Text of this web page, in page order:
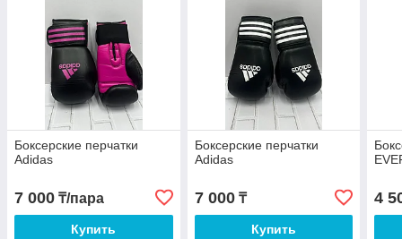
Боксерские перчатки
Adidas
7 000 ₸/пара
Купить
Боксерские перчатки
Adidas
7 000₸
Купить
4